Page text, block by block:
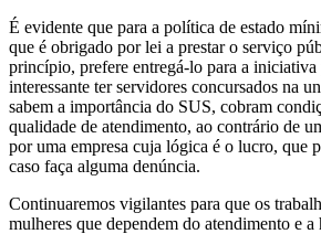
É evidente que para a política de estado
que é obrigado por lei a prestar o serviço
princípio, prefere entregá-lo para a iniciativa
interessante ter servidores concursados na
sabem a importância do SUS, cobram
qualidade de atendimento, ao contrário de
por uma empresa cuja lógica é o lucro, que
caso faça alguma denúncia.
Continuaremos vigilantes para que os
mulheres que dependem do atendimento e